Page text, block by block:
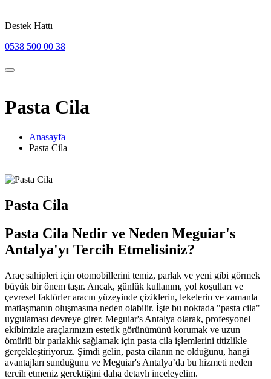
Destek Hattı
0538 500 00 38
Pasta Cila
Anasayfa
Pasta Cila
Pasta Cila
Pasta Cila Nedir ve Neden Meguiar's
Antalya'yı Tercih Etmelisiniz?
Araç sahipleri için otomobillerini temiz, parlak ve yeni gibi görmek
büyük bir önem taşır. Ancak, günlük kullanım, yol koşulları ve
çevresel faktörler aracın yüzeyinde çiziklerin, lekelerin ve zamanla
matlaşmanın oluşmasına neden olabilir. İşte bu noktada "pasta cila"
uygulaması devreye girer. Meguiar's Antalya olarak, profesyonel
ekibimizle araçlarınızın estetik görünümünü korumak ve uzun
ömürlü bir parlaklık sağlamak için pasta cila işlemlerini titizlikle
gerçekleştiriyoruz. Şimdi gelin, pasta cilanın ne olduğunu, hangi
avantajları sunduğunu ve Meguiar's Antalya’da bu hizmeti neden
tercih etmeniz gerektiğini daha detaylı inceleyelim.